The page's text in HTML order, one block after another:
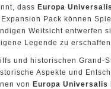
dass Europa
Pack können
Weitsicht entwerfen
Legende zu
und historischen Grand-
Aspekte und
von Europa Universalis